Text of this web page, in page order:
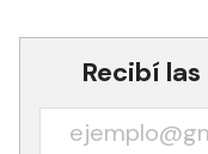
Recibí